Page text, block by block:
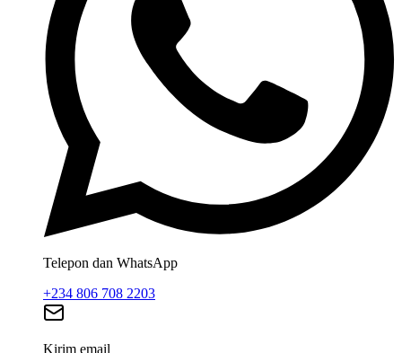
Telepon dan WhatsApp
+234 806 708 2203
Kirim email